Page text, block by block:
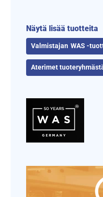
Näytä lisää tuotteita
WAS -
Aterimet